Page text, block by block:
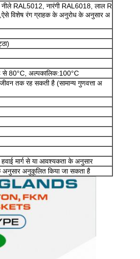
RAL5012, नारंगी RAL6018, लाल R
विशेष रंग ग्राहक के अनुरोध के अनुसार अ
से 80°C, अल्पकालिक:100°C
तक रह सकती है (सामान्य गुणवत्ता अ
मार्ग से या आवश्यकता के अनुसार
अनुकूलित किया जा सकता है